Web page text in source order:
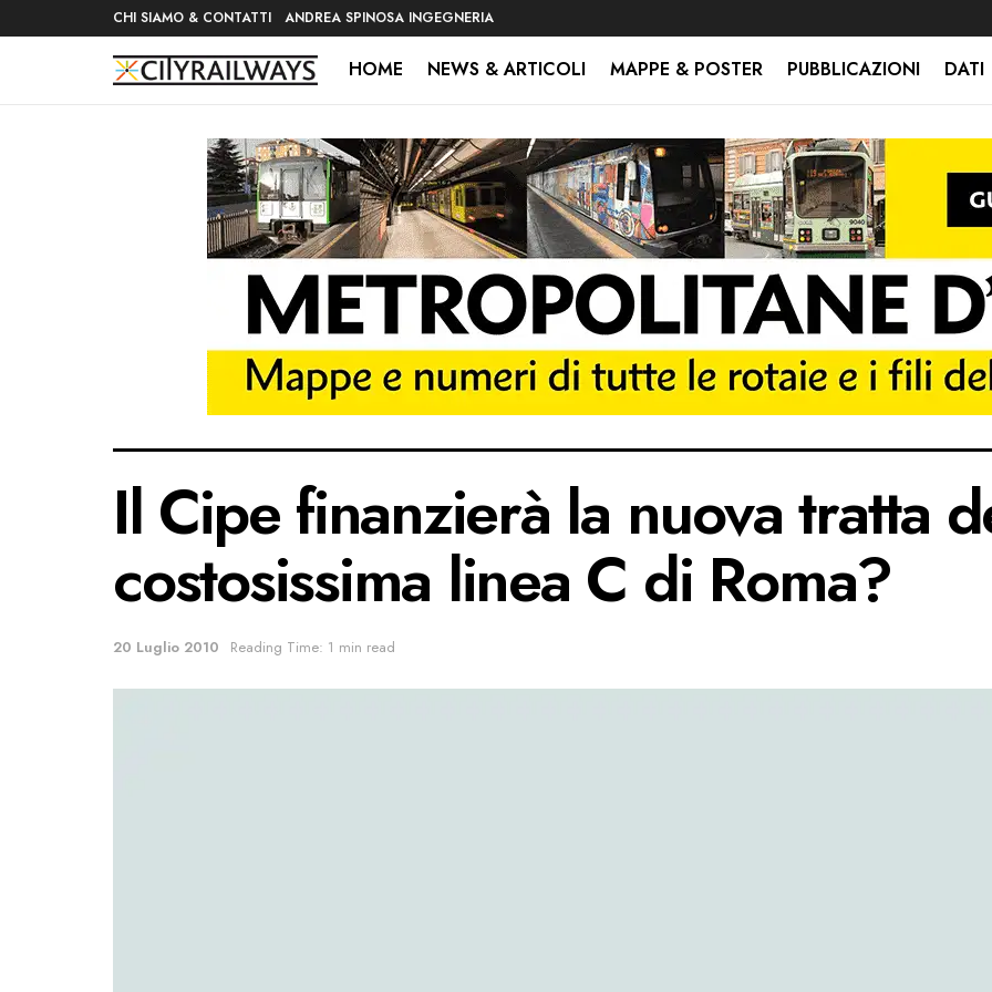
CHI SIAMO & CONTATTI ANDREA SPINOSA INGEGNERIA
HOME NEWS & ARTICOLI MAPPE & POSTER PUBBLICAZIONI DATI
Il Cipe finanzierà la nuova tratta
costosissima linea C di Roma?
20 Luglio 2010 Reading Time: 1 min read